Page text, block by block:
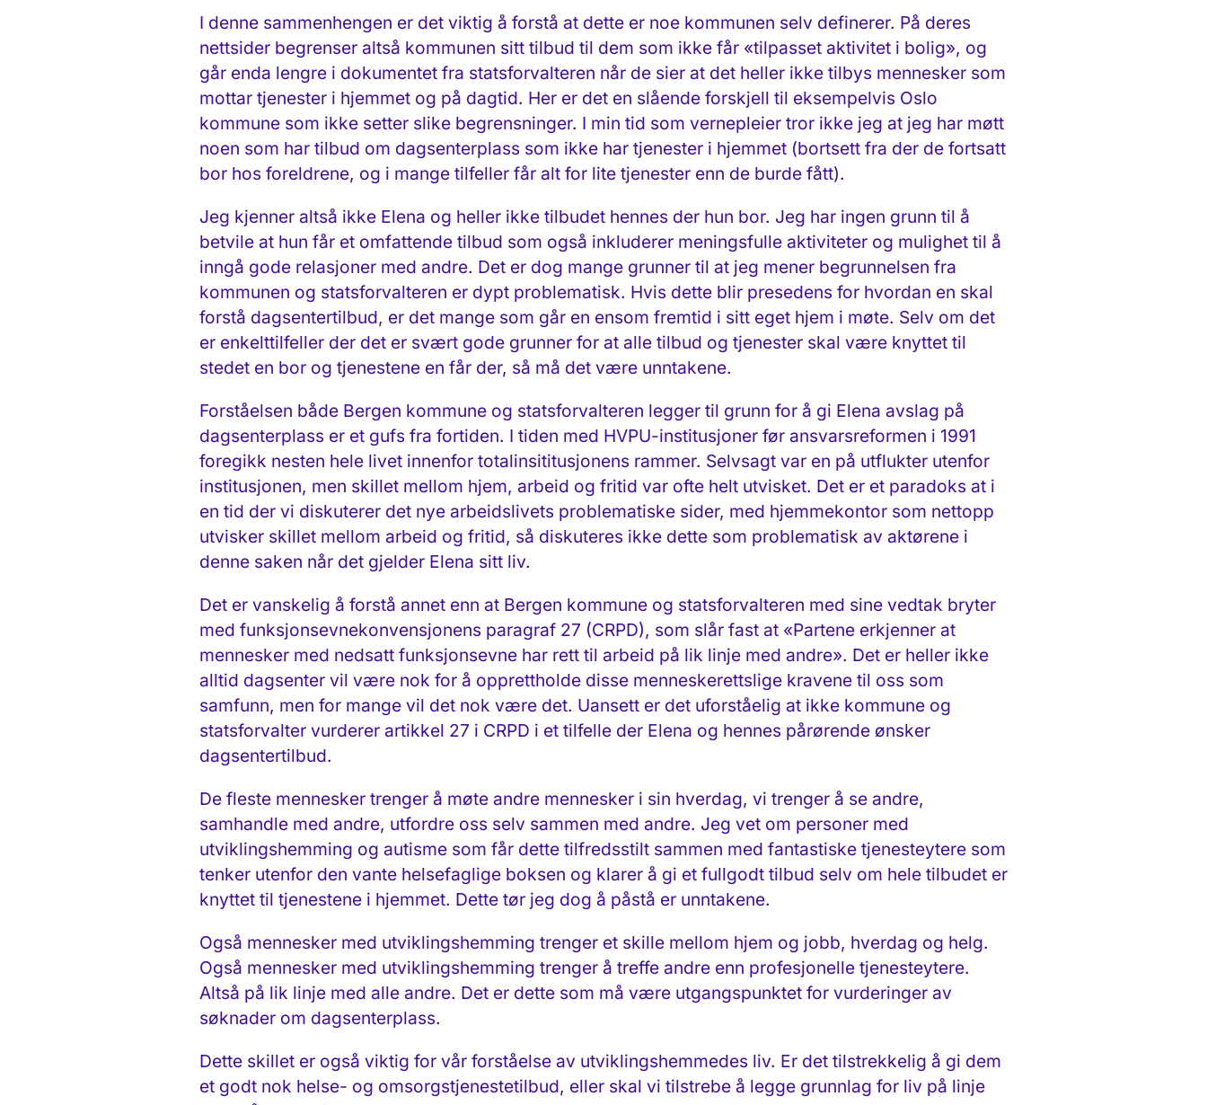
I denne sammenhengen er det viktig å forstå at dette er noe kommunen selv definerer. På deres
nettsider begrenser altså kommunen sitt tilbud til dem som ikke får «tilpasset aktivitet i bolig», og
går enda lengre i dokumentet fra statsforvalteren når de sier at det heller ikke tilbys mennesker som
mottar tjenester i hjemmet og på dagtid. Her er det en slående forskjell til eksempelvis Oslo
kommune som ikke setter slike begrensninger. I min tid som vernepleier tror ikke jeg at jeg har møtt
noen som har tilbud om dagsenterplass som ikke har tjenester i hjemmet (bortsett fra der de fortsatt
bor hos foreldrene, og i mange tilfeller får alt for lite tjenester enn de burde fått).
Jeg kjenner altså ikke Elena og heller ikke tilbudet hennes der hun bor. Jeg har ingen grunn til å
betvile at hun får et omfattende tilbud som også inkluderer meningsfulle aktiviteter og mulighet til å
inngå gode relasjoner med andre. Det er dog mange grunner til at jeg mener begrunnelsen fra
kommunen og statsforvalteren er dypt problematisk. Hvis dette blir presedens for hvordan en skal
forstå dagsentertilbud, er det mange som går en ensom fremtid i sitt eget hjem i møte. Selv om det
er enkelttilfeller der det er svært gode grunner for at alle tilbud og tjenester skal være knyttet til
stedet en bor og tjenestene en får der, så må det være unntakene.
Forståelsen både Bergen kommune og statsforvalteren legger til grunn for å gi Elena avslag på
dagsenterplass er et gufs fra fortiden. I tiden med HVPU-institusjoner før ansvarsreformen i 1991
foregikk nesten hele livet innenfor totalinsititusjonens rammer. Selvsagt var en på utflukter utenfor
institusjonen, men skillet mellom hjem, arbeid og fritid var ofte helt utvisket. Det er et paradoks at i
en tid der vi diskuterer det nye arbeidslivets problematiske sider, med hjemmekontor som nettopp
utvisker skillet mellom arbeid og fritid, så diskuteres ikke dette som problematisk av aktørene i
denne saken når det gjelder Elena sitt liv.
Det er vanskelig å forstå annet enn at Bergen kommune og statsforvalteren med sine vedtak bryter
med funksjonsevnekonvensjonens paragraf 27 (CRPD), som slår fast at «Partene erkjenner at
mennesker med nedsatt funksjonsevne har rett til arbeid på lik linje med andre». Det er heller ikke
alltid dagsenter vil være nok for å opprettholde disse menneskerettslige kravene til oss som
samfunn, men for mange vil det nok være det. Uansett er det uforståelig at ikke kommune og
statsforvalter vurderer artikkel 27 i CRPD i et tilfelle der Elena og hennes pårørende ønsker
dagsentertilbud.
De fleste mennesker trenger å møte andre mennesker i sin hverdag, vi trenger å se andre,
samhandle med andre, utfordre oss selv sammen med andre. Jeg vet om personer med
utviklingshemming og autisme som får dette tilfredsstilt sammen med fantastiske tjenesteytere som
tenker utenfor den vante helsefaglige boksen og klarer å gi et fullgodt tilbud selv om hele tilbudet er
knyttet til tjenestene i hjemmet. Dette tør jeg dog å påstå er unntakene.
Også mennesker med utviklingshemming trenger et skille mellom hjem og jobb, hverdag og helg.
Også mennesker med utviklingshemming trenger å treffe andre enn profesjonelle tjenesteytere.
Altså på lik linje med alle andre. Det er dette som må være utgangspunktet for vurderinger av
søknader om dagsenterplass.
Dette skillet er også viktig for vår forståelse av utviklingshemmedes liv. Er det tilstrekkelig å gi dem
et godt nok helse- og omsorgstjenestetilbud, eller skal vi tilstrebe å legge grunnlag for liv på linje